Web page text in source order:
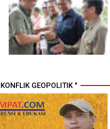
Medan Tangkap 1.434
Tersangka Narkoba
Komisi D DPRDSU Ikut Gubsu
Bobby Nasution Berkantor di
Nias
GEOPOLITIK "